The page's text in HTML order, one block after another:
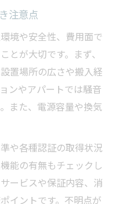
果を継続するコツ
のメンテナンス方法
健康管理のポイント
縮めない正しい使い
大限に引き出す方
注意点
境や安全性、費用面で
とが大切です。まず、
置場所の広さや搬入経
ンやアパートでは騒音
また、電源容量や換気
や各種認証の取得状況
能の有無もチェックし
ービスや保証内容、消
イントです。不明点が